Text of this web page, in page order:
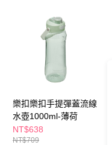
樂扣樂扣手提彈蓋流線
水壺1000ml-薄荷
NT$638
NT$709